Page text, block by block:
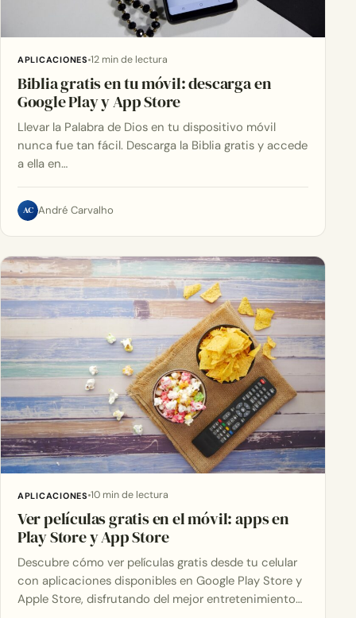
APLICACIONES 12 min de lectura
Biblia gratis en tu móvil: descarga en
Google Play y App Store
Llevar la Palabra de Dios en tu dispositivo móvil
nunca fue tan fácil. Descarga la Biblia gratis y accede
a ella en…
AC André Carvalho
APLICACIONES 10 min de lectura
Ver películas gratis en el móvil: apps en
Play Store y App Store
Descubre cómo ver películas gratis desde tu celular
con aplicaciones disponibles en Google Play Store y
Apple Store, disfrutando del mejor entretenimiento…